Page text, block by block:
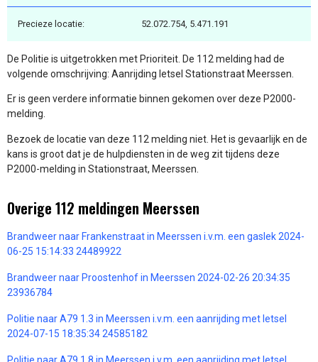
Precieze locatie: 52.072.754, 5.471.191
De Politie is uitgetrokken met Prioriteit. De 112 melding had de
volgende omschrijving: Aanrijding letsel Stationstraat Meerssen.
Er is geen verdere informatie binnen gekomen over deze P2000-
melding.
Bezoek de locatie van deze 112 melding niet. Het is gevaarlijk en de
kans is groot dat je de hulpdiensten in de weg zit tijdens deze
P2000-melding in Stationstraat, Meerssen.
Overige 112 meldingen Meerssen
Brandweer naar Frankenstraat in Meerssen i.v.m. een gaslek 2024-
06-25 15:14:33 24489922
Brandweer naar Proostenhof in Meerssen 2024-02-26 20:34:35
23936784
Politie naar A79 1.3 in Meerssen i.v.m. een aanrijding met letsel
2024-07-15 18:35:34 24585182